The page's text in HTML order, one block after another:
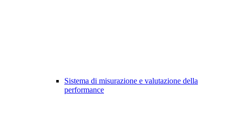
Sistema di misurazione e valutazione della
performance